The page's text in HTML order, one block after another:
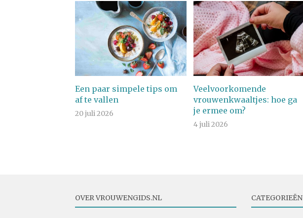
Een paar simpele tips om
af te vallen
20 juli 2026
Veelvoorkomende
vrouwenkwaaltjes: hoe ga
je ermee om?
4 juli 2026
OVER VROUWENGIDS.NL CATEGORIEËN